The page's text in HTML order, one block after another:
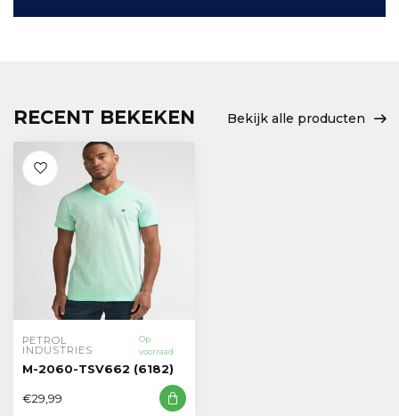
RECENT BEKEKEN Bekijk alle producten
PETROL
INDUSTRIES
Op
voorraad
M-2060-TSV662 (6182)
€29,99